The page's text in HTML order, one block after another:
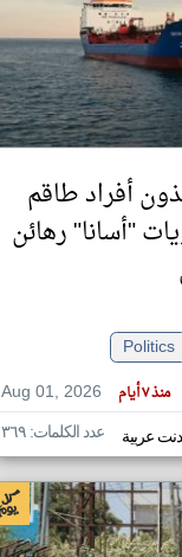
أفراد طاقم
"أسانا" رهائن
Politics
Aug 01, 2026
منذ ٧ أيام
عربية عدد الكلمات: ٣٦٩